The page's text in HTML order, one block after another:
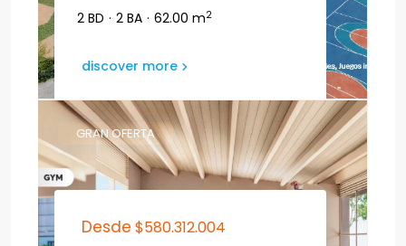
2 BD · 2 BA · 62.00 m2
discover more
GRAN OFERTA
Desde $580.312.004